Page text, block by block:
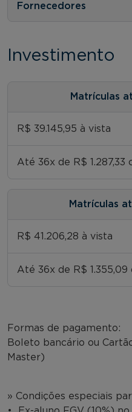
Fornecedores
Investimento
Matrículas
R$ 39.145,95 à vista
Até 36x de R$ 1.287,33
Matrículas
R$ 41.206,28 à vista
Até 36x de R$ 1.355,09
Formas de pagamento:
Boleto bancário ou
Master)
» Condições especiais